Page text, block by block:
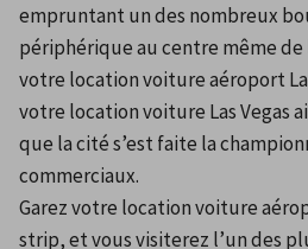
empruntant un des nombreux
périphérique au centre même
votre location voiture aéroport
votre location voiture Las Vegas
que la cité s’est faite la
commerciaux.
Garez votre location voiture
strip, et vous visiterez l’un des